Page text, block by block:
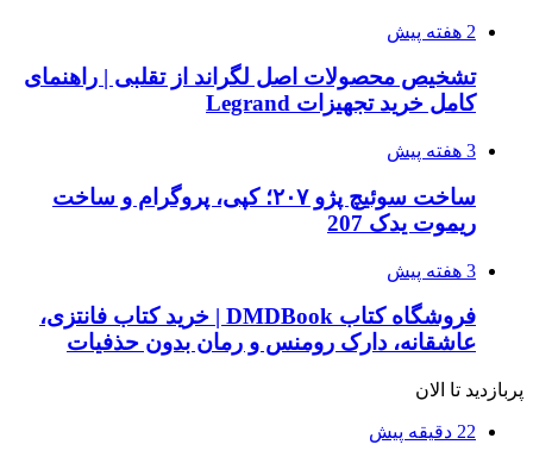
2 هفته پیش
تشخیص محصولات اصل لگراند از تقلبی | راهنمای
کامل خرید تجهیزات Legrand
3 هفته پیش
ساخت سوئیچ پژو ۲۰۷؛ کپی، پروگرام و ساخت
ریموت یدک 207
3 هفته پیش
فروشگاه کتاب DMDBook | خرید کتاب فانتزی،
عاشقانه، دارک رومنس و رمان بدون حذفیات
پربازدید تا الان
22 دقیقه پیش